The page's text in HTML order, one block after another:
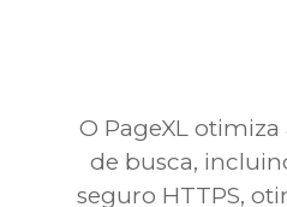
O PageXL
de busca,
seguro HTTPS,